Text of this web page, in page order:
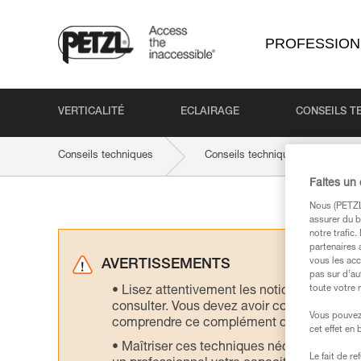
VERTICALITÉ ECLAIRAGE CONSEILS
Conseils techniques Conseils techniques par produit
AVERTISSEMENTS
Lisez attentivement les notices
consulter. Vous devez avoir compris les
comprendre ce complément d’informations.
Maîtriser ces techniques nécessite une
Faites un
Nous
assurer du
notre trafic.
partenaires
vous les
pas sur
toute votre
Vous
cet effet en
Le fait de